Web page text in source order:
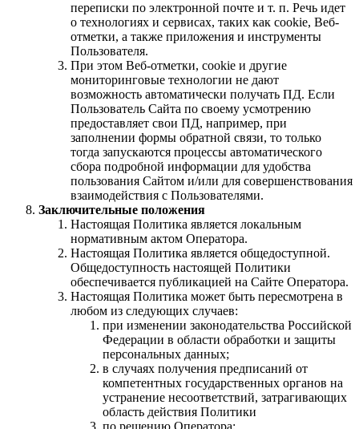
переписки по электронной почте и т. п. Речь идет
о технологиях и сервисах, таких как сookie, Веб-
отметки, а также приложения и инструменты
Пользователя.
При этом Веб-отметки, сookie и другие
мониторинговые технологии не дают
возможность автоматически получать ПД. Если
Пользователь Сайта по своему усмотрению
предоставляет свои ПД, например, при
заполнении формы обратной связи, то только
тогда запускаются процессы автоматического
сбора подробной информации для удобства
пользования Сайтом и/или для совершенствования
взаимодействия с Пользователями.
Заключительные положения
Настоящая Политика является локальным
нормативным актом Оператора.
Настоящая Политика является общедоступной.
Общедоступность настоящей Политики
обеспечивается публикацией на Сайте Оператора.
Настоящая Политика может быть пересмотрена в
любом из следующих случаев:
при изменении законодательства Российской
Федерации в области обработки и защиты
персональных данных;
в случаях получения предписаний от
компетентных государственных органов на
устранение несоответствий, затрагивающих
область действия Политики
по решению Оператора;